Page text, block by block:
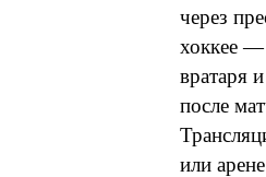
через
хоккее —
вратаря
после
или